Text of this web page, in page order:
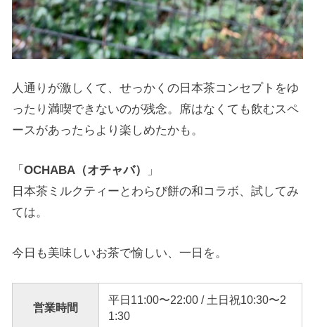
人通りが激しくて、せっかくの日本茶コンセプトをゆ
ったり満喫できないのが残念。席はなくても飲むスペ
ースがあったらより楽しめたかも。
「OCHABA（オチャバ）
」
日本茶ミルクティーとわらび餅の和コラボ、試してみ
ては。
今日も美味しいお茶で愉しい、一日を。
営業時間
平日11:00〜22:00 / 土日祝10:30〜2
1:30